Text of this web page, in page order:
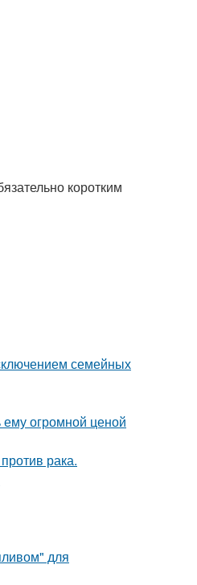
коротким
семейных
огромной ценой
рака.
для